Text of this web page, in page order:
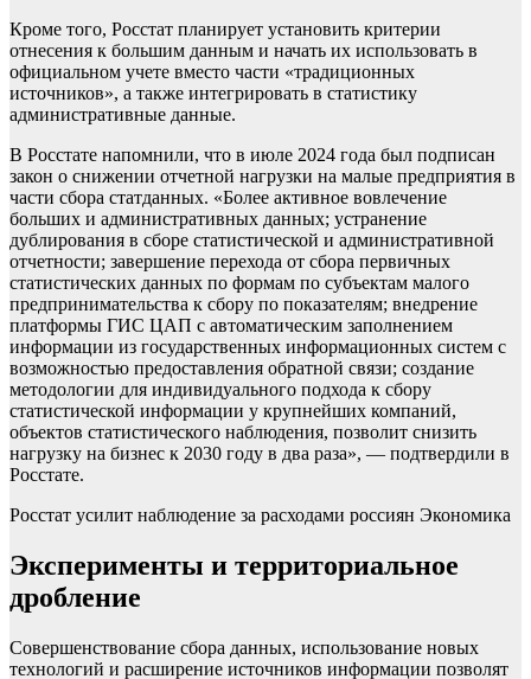
Кроме того, Росстат планирует установить критерии
отнесения к большим данным и начать их использовать в
официальном учете вместо части «традиционных
источников», а также интегрировать в статистику
административные данные.
В Росстате напомнили, что в июле 2024 года был подписан
закон о снижении отчетной нагрузки на малые предприятия в
части сбора статданных. «Более активное вовлечение
больших и административных данных; устранение
дублирования в сборе статистической и административной
отчетности; завершение перехода от сбора первичных
статистических данных по формам по субъектам малого
предпринимательства к сбору по показателям; внедрение
платформы ГИС ЦАП с автоматическим заполнением
информации из государственных информационных систем с
возможностью предоставления обратной связи; создание
методологии для индивидуального подхода к сбору
статистической информации у крупнейших компаний,
объектов статистического наблюдения, позволит снизить
нагрузку на бизнес к 2030 году в два раза», — подтвердили в
Росстате.
Росстат усилит наблюдение за расходами россиян Экономика
Эксперименты и территориальное
дробление
Совершенствование сбора данных, использование новых
технологий и расширение источников информации позволят